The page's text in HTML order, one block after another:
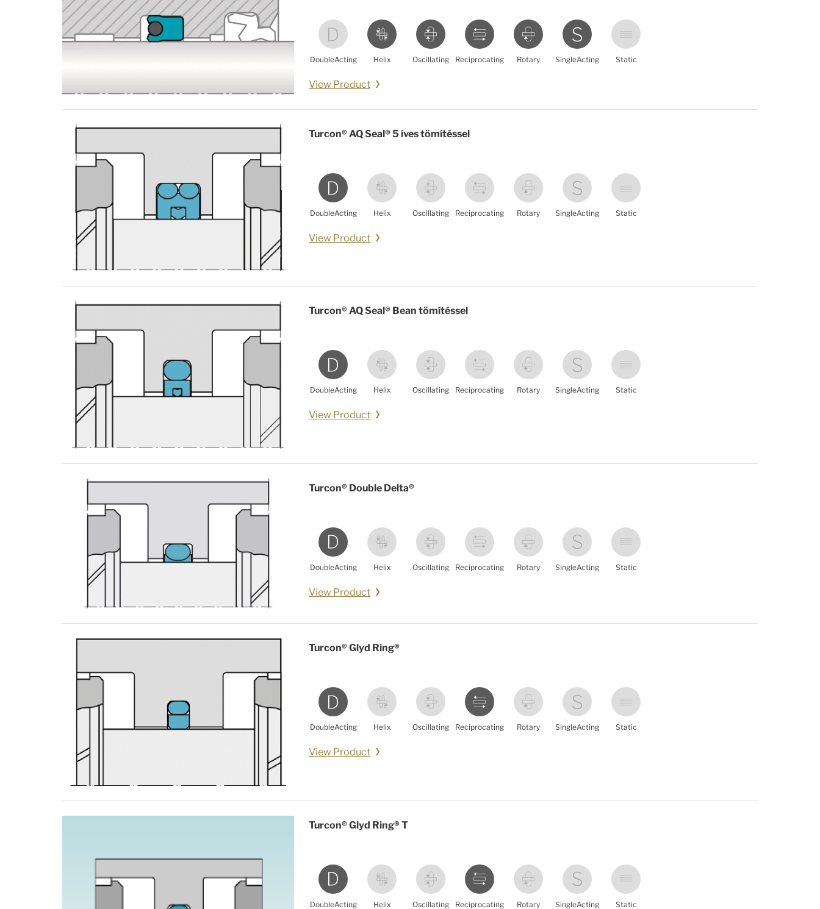
DoubleActing Helix Oscillating Reciprocating Rotary SingleActing Static
View Product
Turcon® AQ Seal® 5 íves tömítéssel
DoubleActing Helix Oscillating Reciprocating Rotary SingleActing Static
View Product
Turcon® AQ Seal® Bean tömítéssel
DoubleActing Helix Oscillating Reciprocating Rotary SingleActing Static
View Product
Turcon® Double Delta®
DoubleActing Helix Oscillating Reciprocating Rotary SingleActing Static
View Product
Turcon® Glyd Ring®
DoubleActing Helix Oscillating Reciprocating Rotary SingleActing Static
View Product
Turcon® Glyd Ring® T
DoubleActing Helix Oscillating Reciprocating Rotary SingleActing Static